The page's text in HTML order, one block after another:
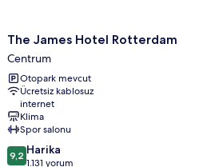
The
James
Hotel
Rotterdam
Centrum
The James Hotel Rotterdam
Centrum
Otopark mevcut
Ücretsiz kablosuz
internet
Klima
Spor salonu
10
üzerinden
9,2 Harika
1.131 yorum